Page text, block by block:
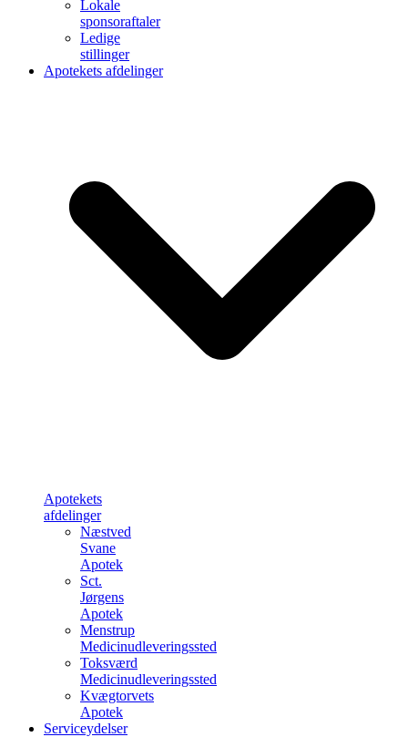
Lokale
sponsoraftaler
Ledige
stillinger
Apotekets afdelinger
Apotekets
afdelinger
Næstved
Svane
Apotek
Sct.
Jørgens
Apotek
Menstrup
Medicinudleveringssted
Toksværd
Medicinudleveringssted
Kvægtorvets
Apotek
Serviceydelser